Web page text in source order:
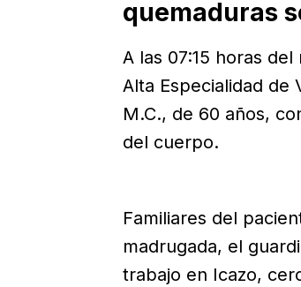
quemaduras
A las 07:15 horas
Alta Especialidad
M.C., de 60 años,
del cuerpo.
Familiares del
madrugada, el
trabajo en Icazo,